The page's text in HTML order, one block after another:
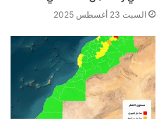
السبت 23 أغسطس 2025